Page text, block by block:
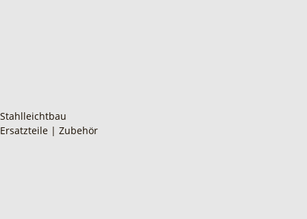
Stahlleichtbau
Ersatzteile | Zubehör